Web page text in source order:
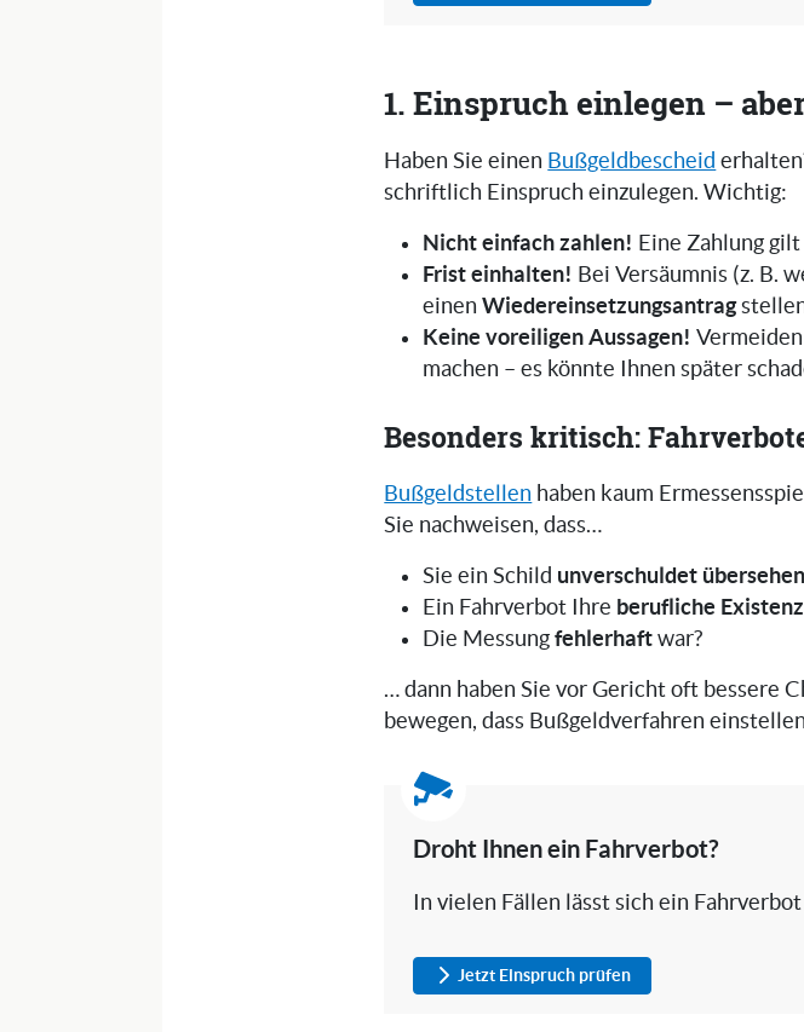
1. Einspruch einlegen –
Haben Sie einen Bußgeldbescheid
schriftlich Einspruch einzulegen. Wichtig:
Nicht einfach zahlen! Eine Zahlung
Frist einhalten! Bei Versäumnis (z. B.
einenWiedereinsetzungsantrag
Keine voreiligen Aussagen!
machen – es könnte Ihnen später
Besonders kritisch:
Bußgeldstellen haben kaum
Sie nachweisen, dass…
Sie ein Schild unverschuldet übersehen
Ein Fahrverbot Ihre berufliche
Die Messungfehlerhaft war?
… dann haben Sie vor Gericht oft bessere
bewegen, dass Bußgeldverfahren
Droht Ihnen ein Fahrverbot?
In vielen Fällen lässt sich ein
Jetzt Einspruch prüfen